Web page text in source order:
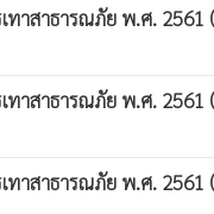
าสาธารณภัย พ.ศ. 2561
าสาธารณภัย พ.ศ.
าสาธารณภัย พ.ศ.